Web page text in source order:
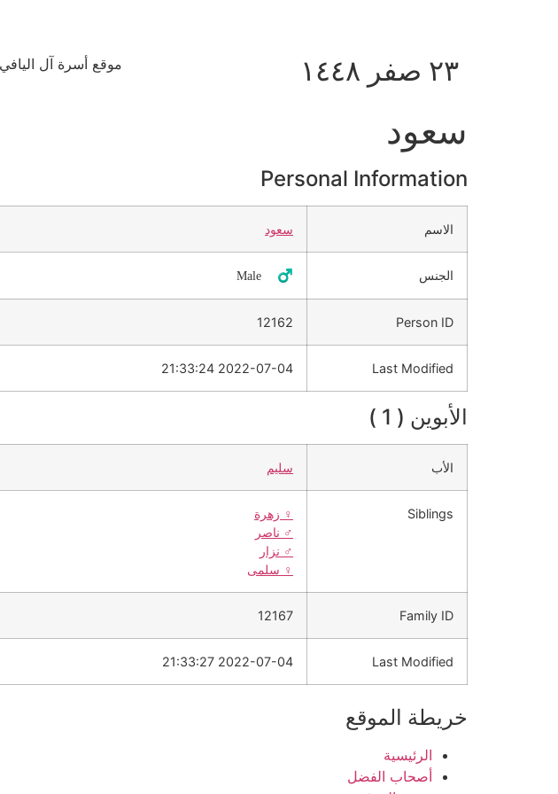
٢٣ صفر ١٤٤٨ موقع أسرة آل اليافي
سعود
Personal Information
الاسم سعود
الجنس ♂️ Male
Person ID
12162
Last Modified
2022-07-04 21:33:24
الأبوين ( 1 )
الأب سليم
Siblings
♀️ زهرة
♂️ ناصر
♂️ نزار
♀️ سلمى
Family ID
12167
Last Modified
2022-07-04 21:33:27
خريطة الموقع
الرئيسية
أصحاب الفضل